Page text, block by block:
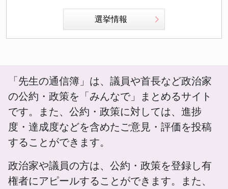
選挙情報
「先生の通信簿」は、議員や首長など政治家
の公約・政策を「みんなで」まとめるサイト
です。また、公約・政策に対しては、進捗
度・達成度などを含めたご意見・評価を投稿
することができます。
政治家や議員の方は、公約・政策を登録し有
権者にアピールすることができます。また、